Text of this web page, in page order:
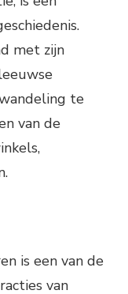
met zijn
te
van de
is een van de
van